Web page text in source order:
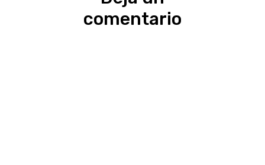
comentario